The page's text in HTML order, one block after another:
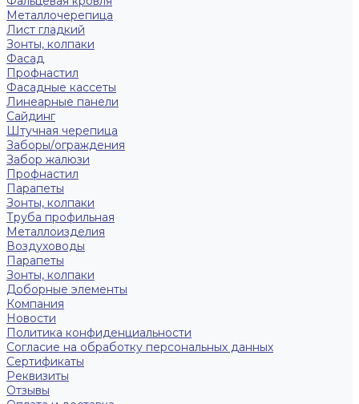
Металлочерепица
Лист гладкий
Зонты, колпаки
Фасад
Профнастил
Фасадные кассеты
Линеарные панели
Сайдинг
Штучная черепица
Заборы/ограждения
Забор жалюзи
Профнастил
Парапеты
Зонты, колпаки
Труба профильная
Металлоизделия
Воздуховоды
Парапеты
Зонты, колпаки
Доборные элементы
Компания
Новости
Политика конфиденциальности
Согласие на обработку персональных данных
Сертификаты
Реквизиты
Отзывы